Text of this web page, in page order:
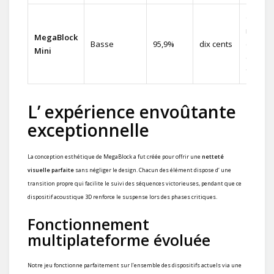
MegaBlock
Mini
Basse 95,9% dix cents
deux
mille
cinq
cents
fois
L’ expérience envoûtante
exceptionnelle
La conception esthétique de MegaBlock a fut créée pour offrir unenetteté
visuelle parfaite sans négliger le design. Chacun des élément dispose d’ une
transition propre qui facilite le suivi des séquences victorieuses, pendant que ce
dispositif acoustique 3D renforce le suspense lors des phases critiques.
Fonctionnement
multiplateforme évoluée
Notre jeu fonctionne parfaitement sur l’ensemble des dispositifs actuels via une